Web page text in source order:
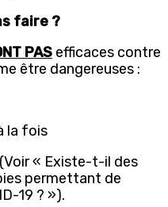
faire ?
PAS efficaces contre
être dangereuses :
la fois
« Existe-t-il des
permettant de
19 ? »).